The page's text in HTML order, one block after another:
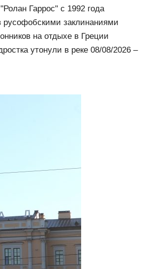
Гаррос" с 1992 года
заклинаниями
на отдыхе в Греции
утонули в реке 08/08/2026 –